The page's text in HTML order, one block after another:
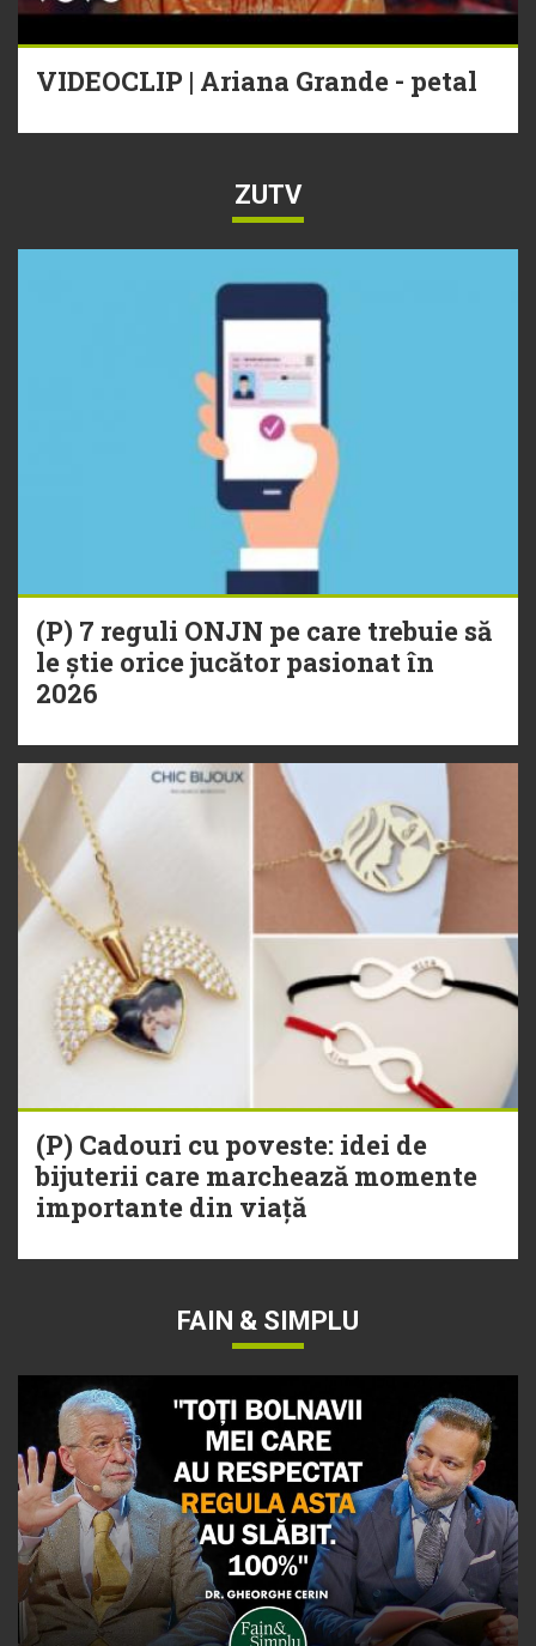
VIDEOCLIP | Ariana Grande - petal
ZUTV
(P) 7 reguli ONJN pe care trebuie să
le știe orice jucător pasionat în
2026
(P) Cadouri cu poveste: idei de
bijuterii care marchează momente
importante din viață
FAIN & SIMPLU